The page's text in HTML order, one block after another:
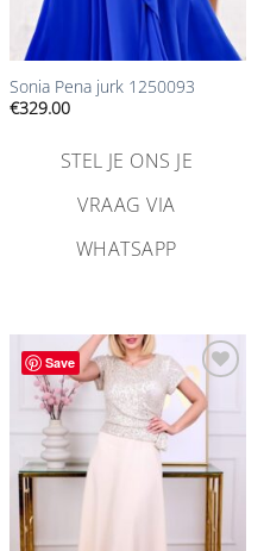
Sonia Pena jurk 1250093
€329.00
STEL JE ONS JE
VRAAG VIA
WHATSAPP
Save
Aan
verlanglijst
toevoegen